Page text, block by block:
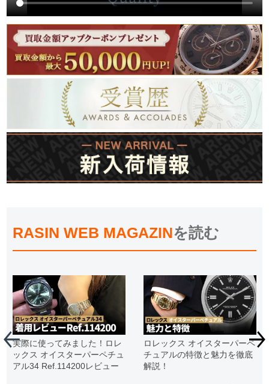
RASIN WEB MAGAZINを読む
実際に使ってみました！ロレ
ックス オイスターパーペチュ
アル34 Ref.114200レビュー
ロレックス オイスターパーペ
チュアルの特徴と魅力を徹底
解説！